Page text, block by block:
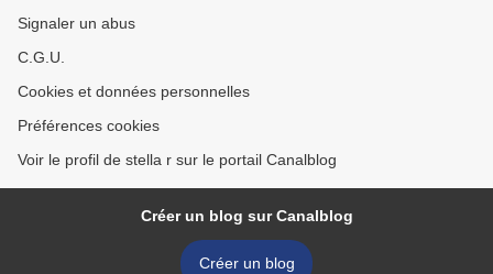
Signaler un abus
C.G.U.
Cookies et données personnelles
Préférences cookies
Voir le profil de stella r sur le portail Canalblog
Créer un blog sur Canalblog
Créer un blog